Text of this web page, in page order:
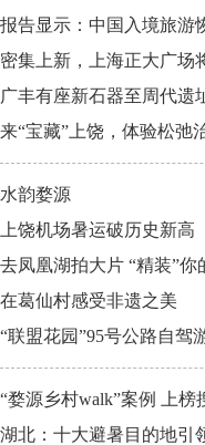
报告显示：中国入境旅游
密集上新，上海正大广场
广丰有座新石器至周代遗
来“宝藏”上饶，体验松弛
水韵婺源
上饶机场暑运破历史新高
去凤凰湖拍大片 “精装”你
在葛仙村感受非遗之美
“联盟花园”95号公路自驾
“婺源乡村walk”案例 上榜
湖北：十大避暑目的地引